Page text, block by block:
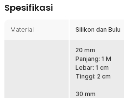
Anda perlu memasang lis penutup
masuk ke dalam rumah.
Tidak hanya sebagai penghalang
pintu ini juga bisa digunakan untuk
ruangan. Inilah mengapa produk
ruangan ber-AC untuk menjaga suhu
Spesifikasi
Material Silikon dan Bulu
20 mm
Panjang: 1 M
Lebar: 1 cm
Tinggi: 2 cm
30 mm